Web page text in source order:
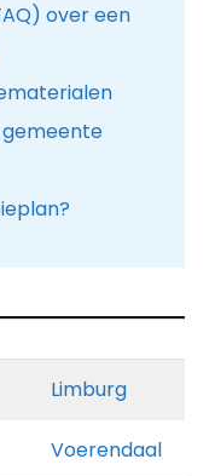
over een
gemeente
Limburg
Voerendaal